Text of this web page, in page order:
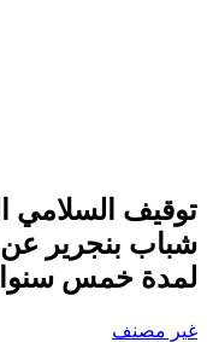
توقيف السلامي
شباب بنجرير
لمدة خمس
غير مصنف